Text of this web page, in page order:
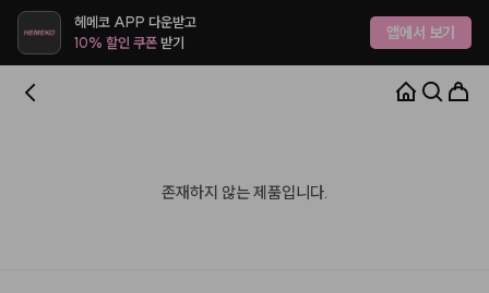
헤메코 APP 다운받고
10% 할인 쿠폰받기 앱에서 보기
존재하지 않는 제품입니다.